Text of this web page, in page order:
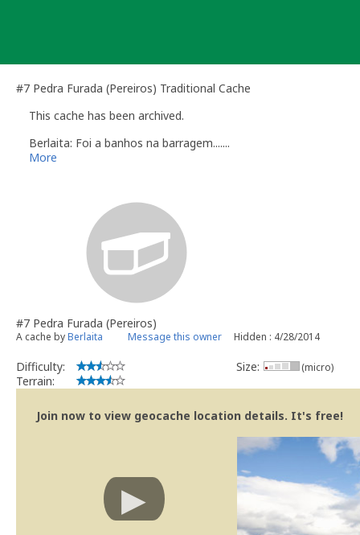
#7 Pedra Furada (Pereiros) Traditional Cache
This cache has been archived.
Berlaita: Foi a banhos na barragem.......
More
#7 Pedra Furada (Pereiros)
A cache byBerlaita Message this owner Hidden : 4/28/2014
Difficulty:
Terrain:
Size: (micro)
Join now to view geocache location details. It's free!